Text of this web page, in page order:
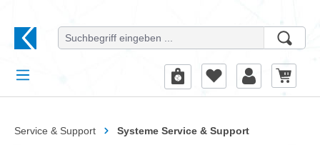
Service & Support Systeme Service & Support